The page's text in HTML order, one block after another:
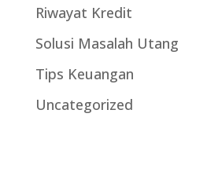
Riwayat Kredit
Solusi Masalah Utang
Tips Keuangan
Uncategorized